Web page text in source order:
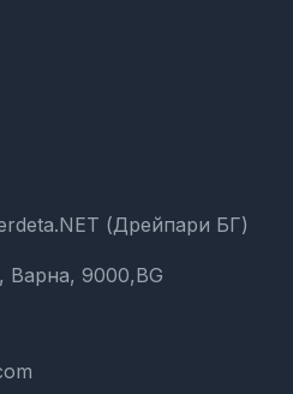
(Дрейпари БГ)
9000,BG